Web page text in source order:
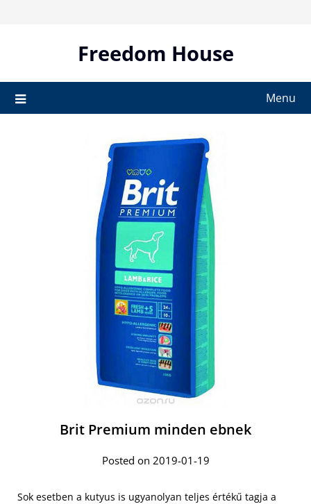
Freedom House
Menu
Brit Premium minden ebnek
Posted on 2019-01-19
Sok esetben a kutyus is ugyanolyan teljes értékű tagja a